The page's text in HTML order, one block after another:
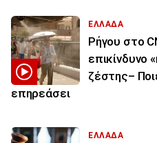
ΕΛΛΑΔΑ
Ρήγου στο
επικίνδυνο
ζέστης–
επηρεάσει
ΕΛΛΑΔΑ